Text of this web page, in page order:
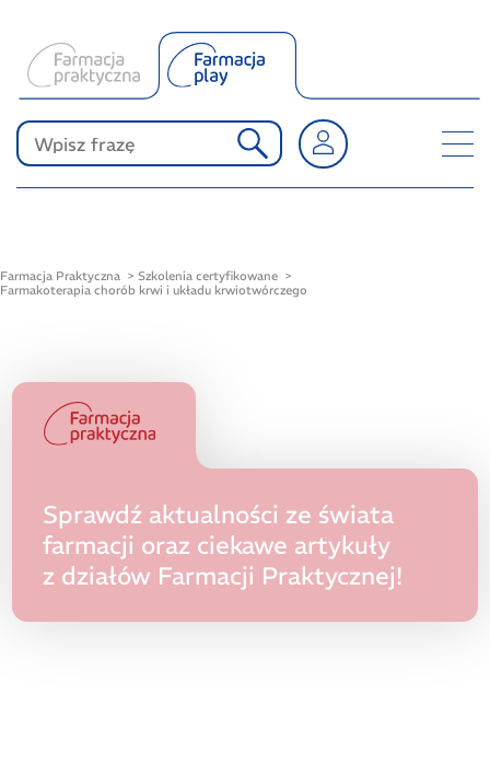
Produkty Polpharmy
KONKURSY
Farmacja Praktyczna
Szkolenia certyfikowane
Farmakoterapia chorób krwi i układu krwiotwórczego
Sprawdź aktualności ze świata
farmacji oraz ciekawe artykuły
z działów Farmacji Praktycznej!